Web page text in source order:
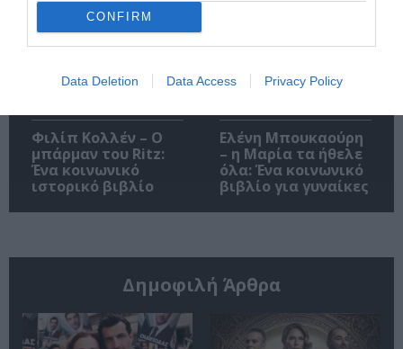
CONFIRM
Data Deletion Data Access Privacy Policy
Φιλίπ Κολλέν – Ο
μπάρμαν του Ritz:
Ένα κοινωνικό
ιστορικό βιβλίο
Ελένη Μπουκαούρη
– η Μαρία τα ήθελε
όλα: Ένα κοινωνικό
βιβλίο για γυναίκες
Δημοφιλή Άρθρα